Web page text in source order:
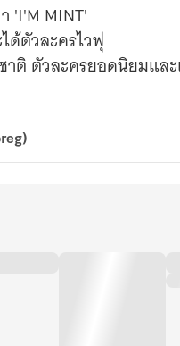
'I'M MINT'
ด้ตัวละครไวฟุ
ติ ตัวละครยอดนิยมและ
ลยน่ะสิ
กมแบบงงๆ
เดธโซล ซึ่งบอกว่า มิน